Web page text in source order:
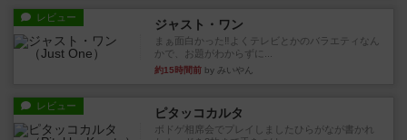
レビュー ジャスト・ワン
まぁ面白かった‼️よくテレビとかのバラエティなん
かで、お題がわからずに...
約15時間前 by みいやん
レビュー ピタッコカルタ
ボドゲ相席会でプレイしましたひらがなが書かれ